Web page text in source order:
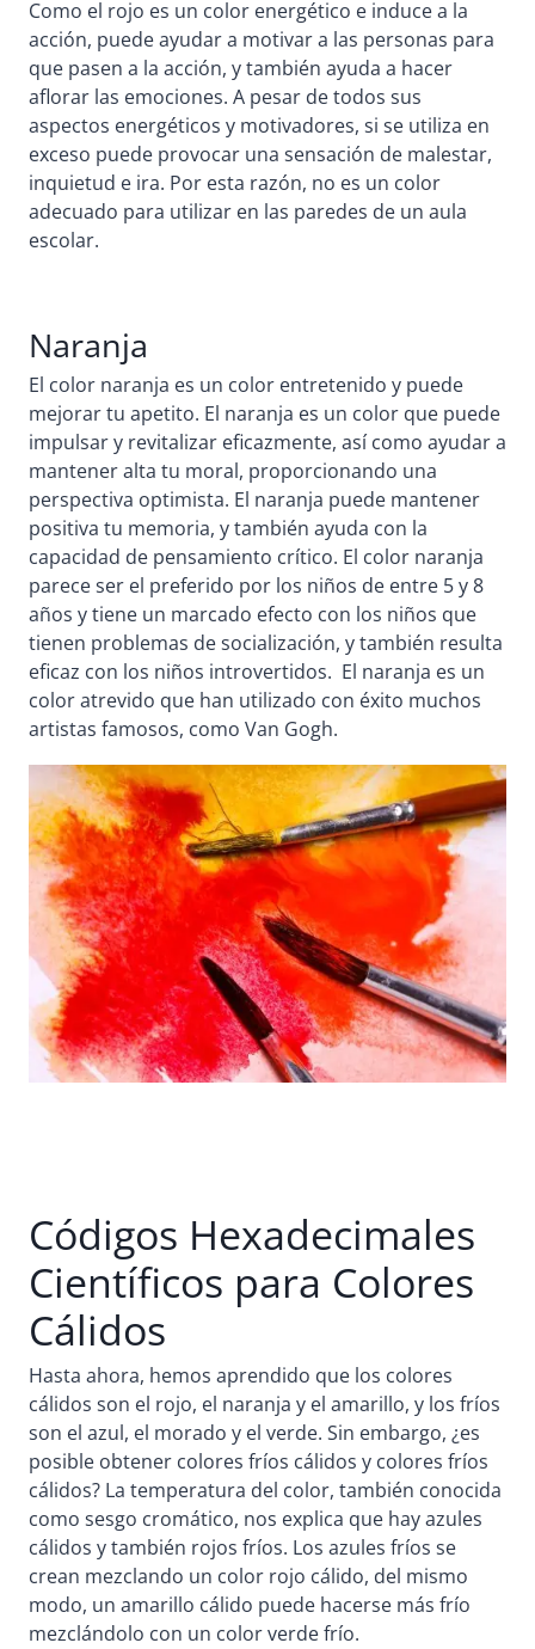
Como el rojo es un color energético e induce a la
acción, puede ayudar a motivar a las personas para
que pasen a la acción, y también ayuda a hacer
aflorar las emociones. A pesar de todos sus
aspectos energéticos y motivadores, si se utiliza en
exceso puede provocar una sensación de malestar,
inquietud e ira. Por esta razón, no es un color
adecuado para utilizar en las paredes de un aula
escolar.
Naranja
El color naranja es un color entretenido y puede
mejorar tu apetito. El naranja es un color que puede
impulsar y revitalizar eficazmente, así como ayudar a
mantener alta tu moral, proporcionando una
perspectiva optimista. El naranja puede mantener
positiva tu memoria, y también ayuda con la
capacidad de pensamiento crítico. El color naranja
parece ser el preferido por los niños de entre 5 y 8
años y tiene un marcado efecto con los niños que
tienen problemas de socialización, y también resulta
eficaz con los niños introvertidos. El naranja es un
color atrevido que han utilizado con éxito muchos
artistas famosos, como Van Gogh.
Códigos Hexadecimales
Científicos para Colores
Cálidos
Hasta ahora, hemos aprendido que los colores
cálidos son el rojo, el naranja y el amarillo, y los fríos
son el azul, el morado y el verde. Sin embargo, ¿es
posible obtener colores fríos cálidos y colores fríos
cálidos? La temperatura del color, también conocida
como sesgo cromático, nos explica que hay azules
cálidos y también rojos fríos. Los azules fríos se
crean mezclando un color rojo cálido, del mismo
modo, un amarillo cálido puede hacerse más frío
mezclándolo con un color verde frío.